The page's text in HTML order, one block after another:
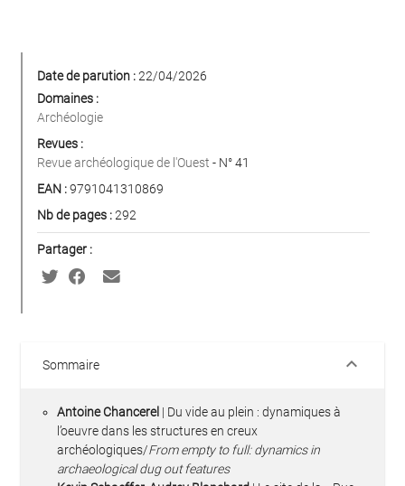
Date de parution :22/04/2026
Domaines :
Archéologie
Revues :
Revue archéologique de l'Ouest - N° 41
EAN :9791041310869
Nb de pages :292
Partager :
Sommaire keyboard_arrow_down
Antoine Chancerel | Du vide au plein : dynamiques à
l’oeuvre dans les structures en creux
archéologiques/From empty to full: dynamics in
archaeological dug out features